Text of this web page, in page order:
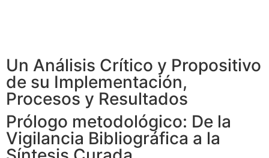
Un Análisis Crítico y Propositivo
de su Implementación,
Procesos y Resultados
Prólogo metodológico: De la
Vigilancia Bibliográfica a la